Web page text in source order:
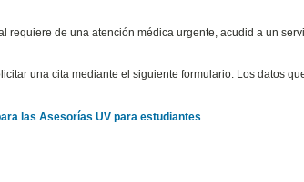
requiere de una atención médica urgente, acudid a un
una cita mediante el siguiente formulario. Los datos
las Asesorías UV para estudiantes